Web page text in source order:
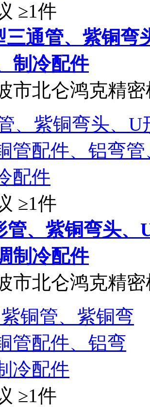
≥1件
三通管、紫铜弯
制冷配件
市北仑鸿克精
≥1件
管、紫铜弯头、
制冷配件
市北仑鸿克精
≥1件